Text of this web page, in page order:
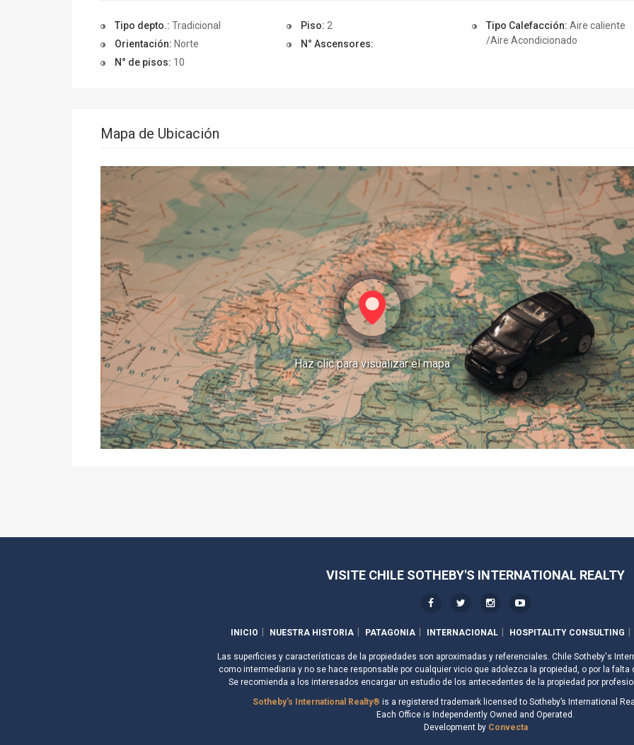
Tipo depto.: Tradicional
Orientación: Norte
N° de pisos: 10
Piso: 2
N° Ascensores:
Tipo Calefacción: Aire caliente
/Aire Acondicionado
Mapa de Ubicación
Haz clic para visualizar el mapa
VISITE CHILE SOTHEBY'S INTERNATIONAL REALTY
INICIO NUESTRA HISTORIA PATAGONIA INTERNACIONAL HOSPITALITY CONSULTING
Las superficies y características de la propiedades son aproximadas y referenciales. Chile Sotheby's
como intermediaria y no se hace responsable por cualquier vicio que adolezca la propiedad, o por la
Se recomienda a los interesados encargar un estudio de los antecedentes de la propiedad por
Sotheby's International Realty® is a registered trademark licensed to Sotheby’s International
Each Office is Independently Owned and Operated.
Development by Convecta